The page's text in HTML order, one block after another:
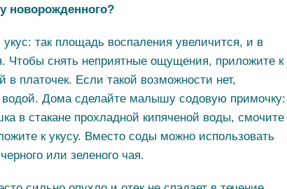
новорожденного?
так площадь воспаления увеличится, и в
Чтобы снять неприятные ощущения, приложите к
в платочек. Если такой возможности нет,
Дома сделайте малышу содовую примочку:
в стакане прохладной кипяченой воды, смочите
к укусу. Вместо соды можно использовать
или зеленого чая.